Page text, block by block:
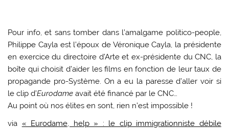
Pour info, et sans tomber dans l’amalgame politico-people,
Philippe Cayla est l’époux de Véronique Cayla, la présidente
en exercice du directoire d’Arte et ex-présidente du CNC, la
boîte qui choisit d’aider les films en fonction de leur taux de
propagande pro-Système. On a eu la paresse d’aller voir si
le clip d’Eurodame avait été financé par le CNC…
Au point où nos élites en sont, rien n’est impossible !
via « Eurodame, help » : le clip immigrationniste débile